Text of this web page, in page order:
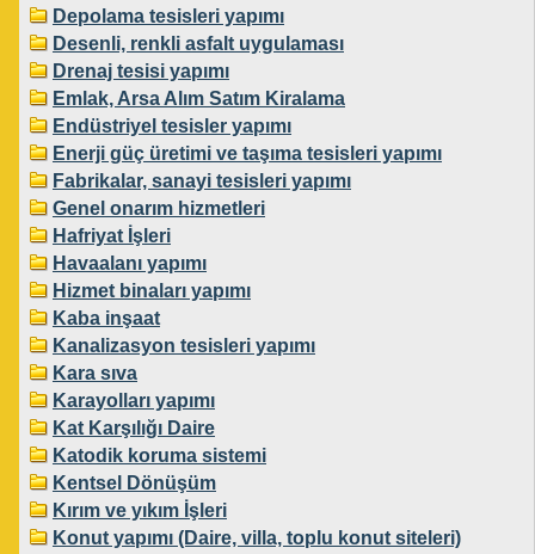
Depolama tesisleri yapımı
Desenli, renkli asfalt uygulaması
Drenaj tesisi yapımı
Emlak, Arsa Alım Satım Kiralama
Endüstriyel tesisler yapımı
Enerji güç üretimi ve taşıma tesisleri yapımı
Fabrikalar, sanayi tesisleri yapımı
Genel onarım hizmetleri
Hafriyat İşleri
Havaalanı yapımı
Hizmet binaları yapımı
Kaba inşaat
Kanalizasyon tesisleri yapımı
Kara sıva
Karayolları yapımı
Kat Karşılığı Daire
Katodik koruma sistemi
Kentsel Dönüşüm
Kırım ve yıkım İşleri
Konut yapımı (Daire, villa, toplu konut siteleri)